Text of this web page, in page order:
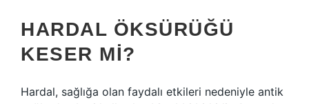
HARDAL ÖKSÜRÜĞÜ
KESER MI?
Hardal, sağlığa olan faydalı etkileri nedeniyle antik